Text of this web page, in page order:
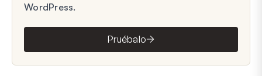
WordPress.
Pruébalo